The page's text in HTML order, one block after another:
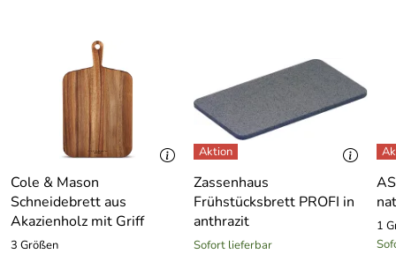
Cole & Mason
Schneidebrett aus
Akazienholz mit Griff
3 Größen
Zassenhaus
Frühstücksbrett PROFI in
anthrazit
Sofort lieferbar
1